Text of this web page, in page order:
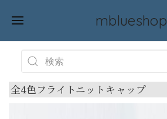
mblueshop
全4色フライトニットキャップ